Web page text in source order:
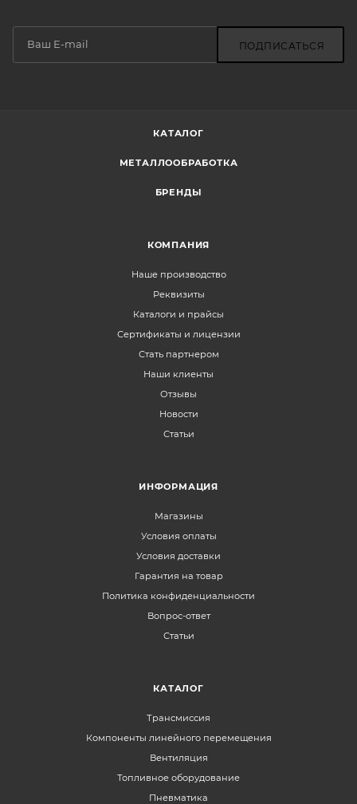
ПОДПИСАТЬСЯ
КАТАЛОГ
МЕТАЛЛООБРАБОТКА
БРЕНДЫ
КОМПАНИЯ
Наше производство
Реквизиты
Каталоги и прайсы
Сертификаты и лицензии
Стать партнером
Наши клиенты
Отзывы
Новости
Статьи
ИНФОРМАЦИЯ
Магазины
Условия оплаты
Условия доставки
Гарантия на товар
Политика конфиденциальности
Вопрос-ответ
Статьи
КАТАЛОГ
Трансмиссия
Компоненты линейного перемещения
Вентиляция
Топливное оборудование
Пневматика